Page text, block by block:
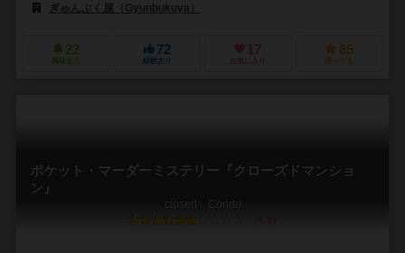
ぎゅんぶく屋（Gyunbukuya）
22
興味あり
72
経験あり
17
お気に入り
85
持ってる
ポケット・マーダーミステリー『クローズドマンショ
ン』
closed Condo